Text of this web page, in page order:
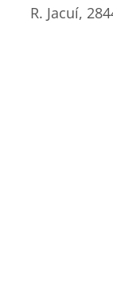
R. Jacuí,